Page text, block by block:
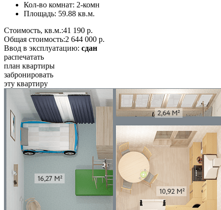
Кол-во комнат: 2-комн
Площадь: 59.88 кв.м.
Стоимость, кв.м.:41 190 р.
Общая стоимость:2 644 000 р.
Ввод в эксплуатацию: сдан
распечатать
план квартиры
забронировать
эту квартиру